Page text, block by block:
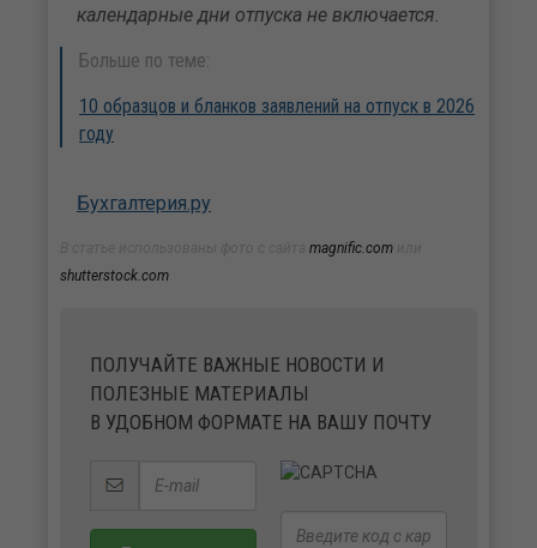
календарные дни отпуска не включается.
Больше по теме:
10 образцов и бланков заявлений на отпуск в 2026
году
Бухгалтерия.ру
magnific.com
shutterstock.com
ПОЛУЧАЙТЕ ВАЖНЫЕ НОВОСТИ И
ПОЛЕЗНЫЕ МАТЕРИАЛЫ
В УДОБНОМ ФОРМАТЕ НА ВАШУ ПОЧТУ